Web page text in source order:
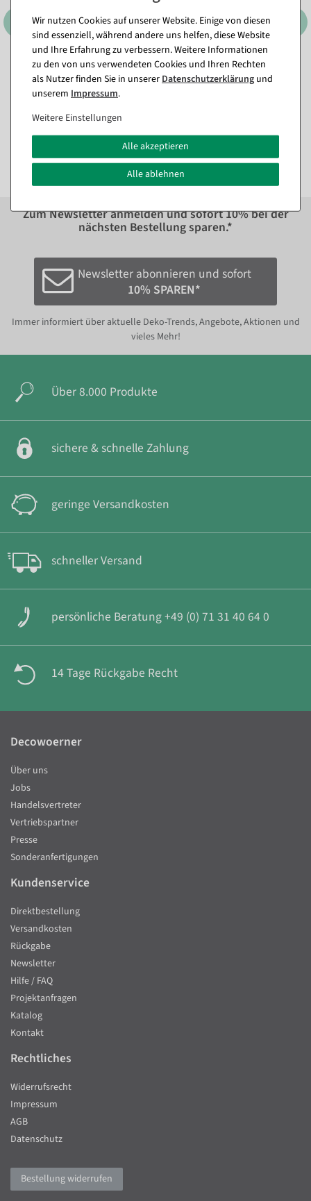
Etikettierpistole Arrow 9 S,
Standard Nadel
Sofort versandfähig.
11,84 €
9,95 EUR zzgl. ges. MwSt.
Heftfäden Standard 25 mm,
5000 Stück
10,65 €
8,95 EUR zzgl. ges. MwSt.
Zum Newsletter anmelden und sofort10%bei der
nächsten Bestellung sparen.*
Newsletter abonnieren und sofort
10% SPAREN*
Immer informiert über aktuelle Deko-Trends, Angebote, Aktionen und
vieles Mehr!
Über 8.000 Produkte
sichere & schnelle Zahlung
geringe Versandkosten
schneller Versand
persönliche Beratung +49 (0) 71 31 40 64 0
14 Tage Rückgabe Recht
Wir nutzen Cookies auf unserer Website. Einige von diesen
sind essenziell, während andere uns helfen, diese Website
und Ihre Erfahrung zu verbessern. Weitere Informationen
zu den von uns verwendeten Cookies und Ihren Rechten
als Nutzer finden Sie in unsererDaten­schutz­erklärung und
unserem Impressum.
Weitere Einstellungen
Alle akzeptieren
Alle ablehnen
Decowoerner
Über uns
Jobs
Handelsvertreter
Vertriebspartner
Presse
Sonderanfertigungen
Kundenservice
Direktbestellung
Versandkosten
Rückgabe
Newsletter
Hilfe / FAQ
Projektanfragen
Katalog
Kontakt
Rechtliches
Widerrufsrecht
Impressum
AGB
Datenschutz
Bestellung widerrufen